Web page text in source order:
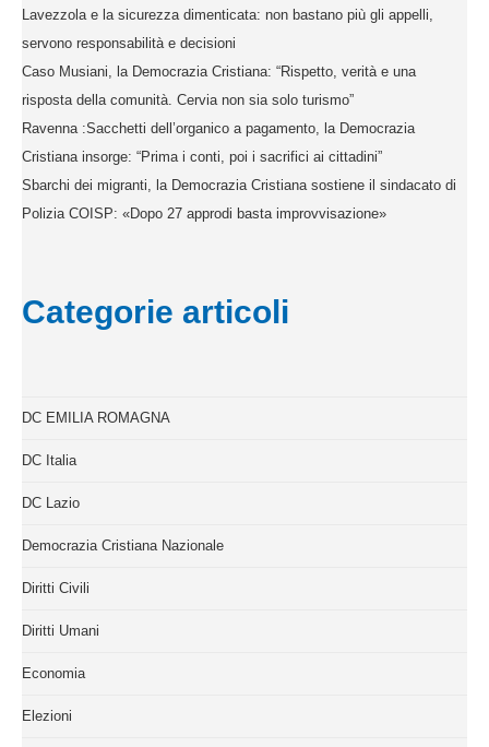
Lavezzola e la sicurezza dimenticata: non bastano più gli appelli,
servono responsabilità e decisioni
Caso Musiani, la Democrazia Cristiana: “Rispetto, verità e una
risposta della comunità. Cervia non sia solo turismo”
Ravenna :Sacchetti dell’organico a pagamento, la Democrazia
Cristiana insorge: “Prima i conti, poi i sacrifici ai cittadini”
Sbarchi dei migranti, la Democrazia Cristiana sostiene il sindacato di
Polizia COISP: «Dopo 27 approdi basta improvvisazione»
Categorie articoli
DC EMILIA ROMAGNA
DC Italia
DC Lazio
Democrazia Cristiana Nazionale
Diritti Civili
Diritti Umani
Economia
Elezioni